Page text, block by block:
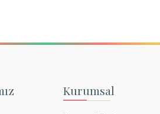
Kurumsal